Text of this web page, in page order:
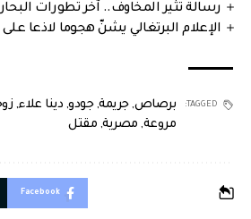
رسالة تثير المخاوف.. آخر تطورات
الإعلام البرتغالي يشنّ هجوما لاذعا على
TAGGED: برصاص,جريمة,جودو, دينا علاء,
مروعة, مصرية, مقتل
Facebook